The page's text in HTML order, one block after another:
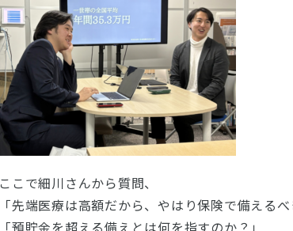
ここで細川さんから質問、
「先端医療は高額だから、やはり保険で備えるべ
「預貯金を超える備えとは何を指すのか？」